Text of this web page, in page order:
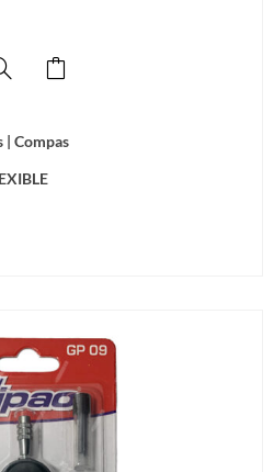
| Compas